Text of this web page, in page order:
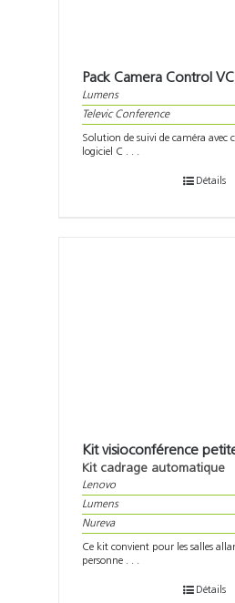
Pack Camera Control
Lumens
Televic Conference
Solution de suivi de caméra avec
logiciel C . . .
Détails
Kit visioconférence
Kit cadrage automatique
Lenovo
Lumens
Nureva
Ce kit convient pour les salles
personne . . .
Détails